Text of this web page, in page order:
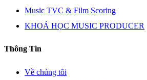
Music TVC & Film Scoring
KHOÁ HỌC MUSIC PRODUCER
Thông Tin
Về chúng tôi